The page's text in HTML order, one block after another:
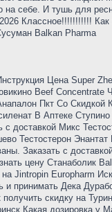
себе. И тушь для
Классное!!!!!!!!!!!
Balkan Pharma
Цена Super
Beef Concentrate
Пкт Со Скидкой
В Аптеке Ступино
доставкой Микс
Тестостерон
Заказать с
цену Станаболик
Jintropin Europharm
и принимать Дека
скидку на
Какая дозировка у